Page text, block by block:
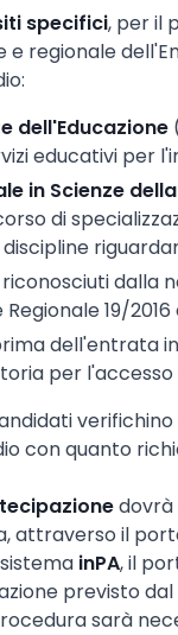
specifici, per il
e regionale
dell'Educazione
educativi per
in Scienze
di
dalla
19/
dell'entrata
per l'accesso
con quanto
dovrà
attraverso il
inPA, il
previsto dal
sarà